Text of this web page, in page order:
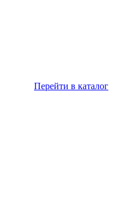
Перейти в каталог